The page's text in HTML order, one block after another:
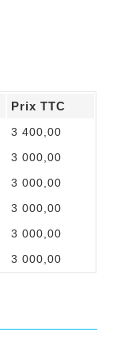
Prix TTC
3 400,00
3 000,00
3 000,00
3 000,00
3 000,00
3 000,00